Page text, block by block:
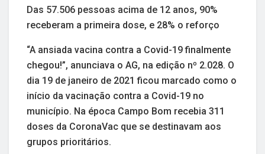
Das 57.506 pessoas acima de 12 anos, 90%
receberam a primeira dose, e 28% o reforço
“A ansiada vacina contra a Covid-19 finalmente
chegou!”, anunciava o AG, na edição nº 2.028. O
dia 19 de janeiro de 2021 ficou marcado como o
início da vacinação contra a Covid-19 no
município. Na época Campo Bom recebia 311
doses da CoronaVac que se destinavam aos
grupos prioritários.